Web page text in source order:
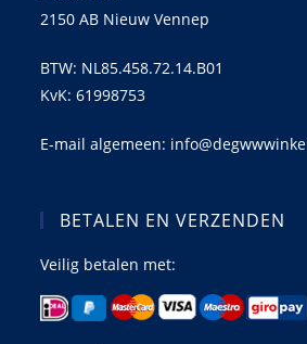
2150 AB Nieuw Vennep
BTW: NL85.458.72.14.B01
KvK: 61998753
E-mail algemeen:
BETALEN EN VERZENDEN
Veilig betalen met: